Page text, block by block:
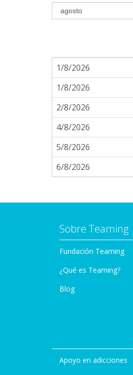
1/8/2026
1/8/2026
2/8/2026
4/8/2026
5/8/2026
6/8/2026
Sobre Teaming
Fundación Teaming
¿Qué es Teaming?
Blog
Apoyo en adicciones